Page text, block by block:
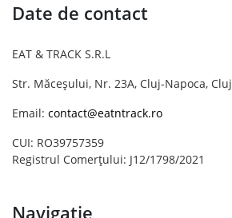
Date de contact
EAT & TRACK S.R.L
Str. Măceșului, Nr. 23A, Cluj-Napoca, Cluj
Email: contact@eatntrack.ro
CUI: RO39757359
Registrul Comerțului: J12/1798/2021
Navigație